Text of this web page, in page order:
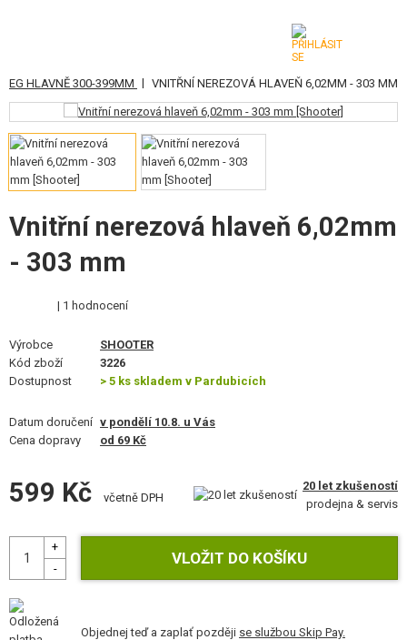
KATEGORIE
AIRSOFTOVÉ ZBRANĚ
VZDUCHOVÉ ZBRANĚ, PRAKY
GRANÁTOMETY, GRANÁTY
KULIČKY, PLYN
BRÝLE, MASKY
VÝSTROJ, UNIFORMY, POUZDRA
VYSÍLAČKY, HEADSETY, KAMERY
DOPLŇKY KE ZBRANÍM, POPRUHY
NÁHRADNÍ DÍLY, UPGRADE
SERVIS A ÚDRŽBA ZBRANÍ
AEG HLAVNĚ 300-399MM | VNITŘNÍ NEREZOVÁ HLAVEŇ 6,02MM - 303 MM
Vnitřní nerezová hlaveň 6,02mm
- 303 mm
| 1 hodnocení
Výrobce
SHOOTER
Kód zboží
3226
Dostupnost
> 5 ks skladem v Pardubicích
Datum doručení v pondělí 10.8. u Vás
Cena dopravy
od 69 Kč
599 Kč včetně DPH
20 let zkušeností
prodejna & servis
Objednej teď a zaplať později se službou Skip Pay.